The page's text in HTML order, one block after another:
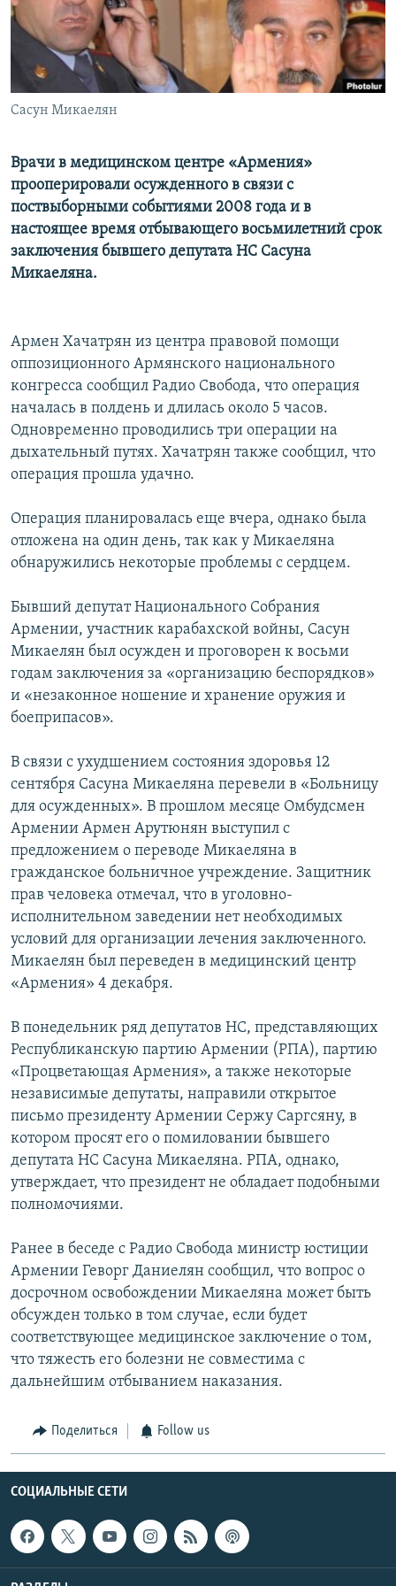
Հայերեն
English
Русский
Сасун Микаелян
Врачи в медицинском центре «Армения»
прооперировали осужденного в связи с
поствыборными событиями 2008 года и в
настоящее время отбывающего восьмилетний срок
заключения бывшего депутата НС Сасуна
Микаеляна.
Армен Хачатрян из центра правовой помощи
оппозиционного Армянского национального
конгресса сообщил Радио Свобода, что операция
началась в полдень и длилась около 5 часов.
Одновременно проводились три операции на
дыхательный путях. Хачатрян также сообщил, что
операция прошла удачно.
Операция планировалась еще вчера, однако была
отложена на один день, так как у Микаеляна
обнаружились некоторые проблемы с сердцем.
Бывший депутат Национального Собрания
Армении, участник карабахской войны, Сасун
Микаелян был осужден и проговорен к восьми
годам заключения за «организацию беспорядков»
и «незаконное ношение и хранение оружия и
боеприпасов».
В связи с ухудшением состояния здоровья 12
сентября Сасуна Микаеляна перевели в «Больницу
для осужденных». В прошлом месяце Омбудсмен
Армении Армен Арутюнян выступил с
предложением о переводе Микаеляна в
гражданское больничное учреждение. Защитник
прав человека отмечал, что в уголовно-
исполнительном заведении нет необходимых
условий для организации лечения заключенного.
Микаелян был переведен в медицинский центр
«Армения» 4 декабря.
В понедельник ряд депутатов НС, представляющих
Республиканскую партию Армении (РПА), партию
«Процветающая Армения», а также некоторые
независимые депутаты, направили открытое
письмо президенту Армении Сержу Саргсяну, в
котором просят его о помиловании бывшего
депутата НС Сасуна Микаеляна. РПА, однако,
утверждает, что президент не обладает подобными
полномочиями.
Ранее в беседе с Радио Свобода министр юстиции
Армении Геворг Даниелян сообщил, что вопрос о
досрочном освобождении Микаеляна может быть
обсужден только в том случае, если будет
соответствующее медицинское заключение о том,
что тяжесть его болезни не совместима с
дальнейшим отбыванием наказания.
Поделиться Follow us
СОЦИАЛЬНЫЕ СЕТИ